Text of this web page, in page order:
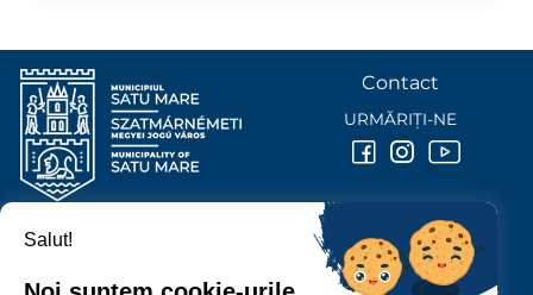
PRIMĂRIA MUNICIPIULUI
Contact
URMĂRIȚI-NE
Salut!